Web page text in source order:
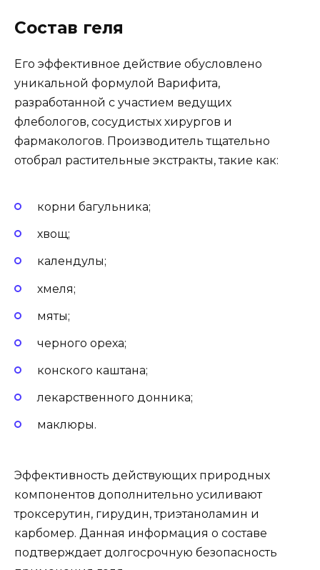
Состав геля
Его эффективное действие обусловлено
уникальной формулой Варифита,
разработанной с участием ведущих
флебологов, сосудистых хирургов и
фармакологов. Производитель тщательно
отобрал растительные экстракты, такие как:
корни багульника;
хвощ;
календулы;
хмеля;
мяты;
черного ореха;
конского каштана;
лекарственного донника;
маклюры.
Эффективность действующих природных
компонентов дополнительно усиливают
троксерутин, гирудин, триэтаноламин и
карбомер. Данная информация о составе
подтверждает долгосрочную безопасность